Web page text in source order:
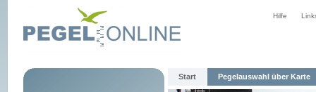
Hilfe
Start Pegelauswahl über Karte